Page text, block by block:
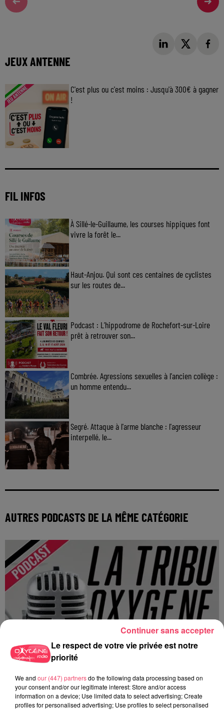
JEUX ANTENNE
C'est plus ou c'est moins : Jusqu'à 300€ à gagner
!
FIL INFOS
À Sillé-le-Guillaume, les courses hippiques font
vivre la forêt le...
Haut-Anjou. Qui sont ces centaines de cyclistes
sur les routes de...
Podcast : L’hippodrome de Rochefort-sur-Loire
prêt à retrouver son...
Combrée. Agressions sexuelles à l'ancien collège :
un homme entendu...
Segré. Attaque à l'arme blanche : l'agresseur
interpellé, le...
AUTRES PODCASTS DE LA MÊME CATÉGORIE
Le respect de votre vie privée est notre
priorité
We and our (447) partnersdo the following data processing based on
your consent and/or our legitimate interest: Store and/or access
information on a device; Use limited data to select advertising; Create
profiles for personalised advertising; Use profiles to select personalised
Continuer sans accepter